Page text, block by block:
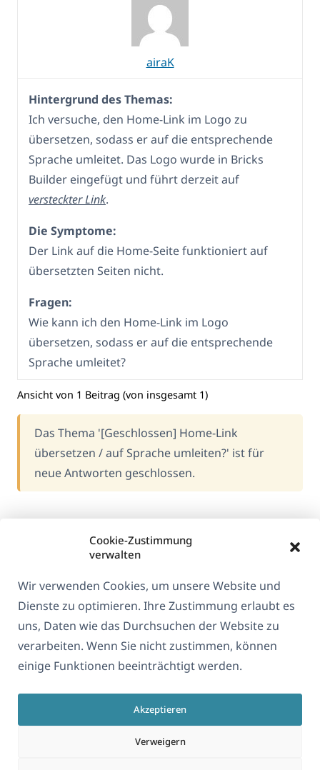
Cookie-Zustimmung
verwalten
Wir verwenden Cookies, um unsere Website und
Dienste zu optimieren. Ihre Zustimmung erlaubt es
uns, Daten wie das Durchsuchen der Website zu
verarbeiten. Wenn Sie nicht zustimmen, können
einige Funktionen beeinträchtigt werden.
Akzeptieren
Verweigern
airaK
Hintergrund des Themas:
Ich versuche, den Home-Link im Logo zu
übersetzen, sodass er auf die entsprechende
Sprache umleitet. Das Logo wurde in Bricks
Builder eingefügt und führt derzeit auf
versteckter Link.
Die Symptome:
Der Link auf die Home-Seite funktioniert auf
übersetzten Seiten nicht.
Fragen:
Wie kann ich den Home-Link im Logo
übersetzen, sodass er auf die entsprechende
Sprache umleitet?
Ansicht von 1 Beitrag (von insgesamt 1)
Das Thema '[Geschlossen] Home-Link
übersetzen / auf Sprache umleiten?' ist für
neue Antworten geschlossen.
Über WPML
DSGVO & Datenschutzrichtlinie
Unserem Team beitreten(öffnet
(öffnet
in
(öffnet
in
(öffnet